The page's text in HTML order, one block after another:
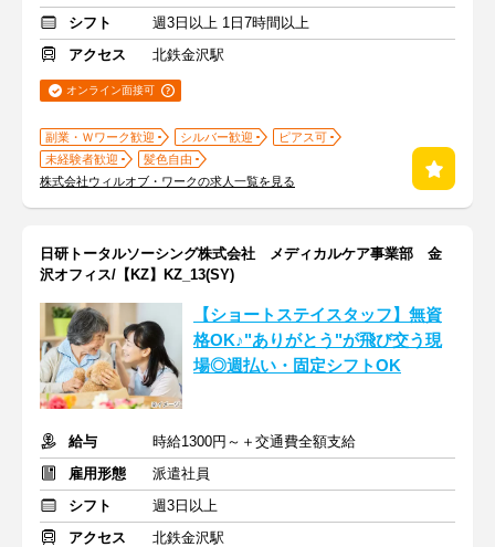
シフト
週3日以上 1日7時間以上
アクセス
北鉄金沢駅
オンライン面接可
副業・Ｗワーク歓迎 シルバー歓迎
ピアス可
未経験者歓迎
髪色自由
株式会社ウィルオブ・ワークの求人一覧を見る
日研トータルソーシング株式会社 メディカルケア事業部 金
沢オフィス/【KZ】KZ_13(SY)
【ショートステイスタッフ】無資
格OK♪"ありがとう"が飛び交う現
場◎週払い・固定シフトOK
給与
時給1300円～＋交通費全額支給
雇用形態
派遣社員
シフト
週3日以上
アクセス
北鉄金沢駅